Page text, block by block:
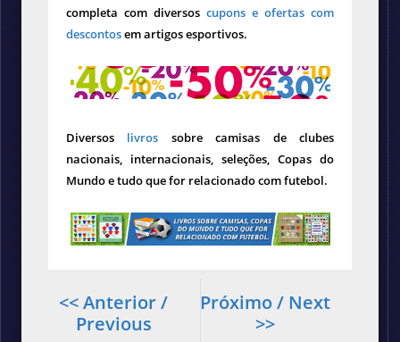
completa com diversos cupons e ofertas com
descontosem artigos esportivos.
Diversos livros sobre camisas de clubes
nacionais, internacionais, seleções, Copas do
Mundo e tudo que for relacionado com futebol.
Próximo / Next
>>
<< Anterior /
Previous